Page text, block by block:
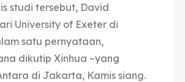
studi tersebut, David
University of Exeter di
satu pernyataan,
dikutip Xinhua –yang
di Jakarta, Kamis siang.